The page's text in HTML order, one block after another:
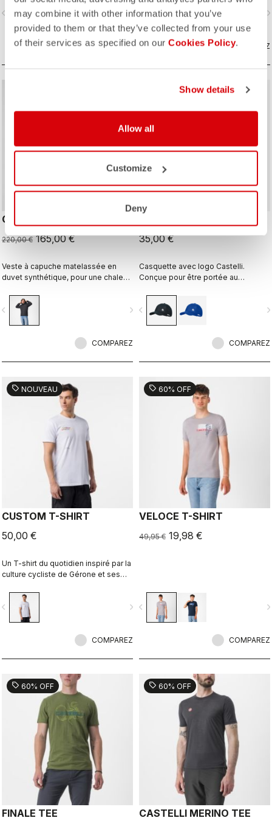
may combine it with other information that you’ve
provided to them or that they’ve collected from your use
of their services as specified on our Cookies Policy.
Show details
Allow all
Customize
Deny
même lorsque vous mettez le pied
à terre.
navigate_next
COMPAREZ
même lorsque vous mettez le pied
à terre.
navigate_before
COMPAREZ
CLASSICO PUFFY JACKET
220,00 € 165,00 €
Veste à capuche matelassée en
duvet synthétique, pour une chaleur
utilisation décontractée, les
randonnées à vélo et la
récupération.
navigate_next
COMPAREZ
35,00 €
Casquette avec logo Castelli.
Conçue pour être portée au
navigate_before
COMPAREZ
sell NOUVEAU
CUSTOM T-SHIRT
50,00 €
Un T-shirt du quotidien inspiré par la
culture cycliste de Gérone et ses
collaboration avec R-A/D.
navigate_next
COMPAREZ
sell 60% OFF
VELOCE T-SHIRT
49,95 € 19,98 €
navigate_before
COMPAREZ
sell 60% OFF
FINALE TEE
sell 60% OFF
CASTELLI MERINO TEE